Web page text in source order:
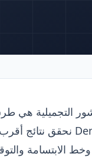
التجميلية هي
وخط الابتسامة